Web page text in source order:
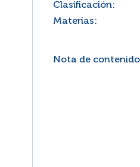
Clasificación:
Materias:
Nota de